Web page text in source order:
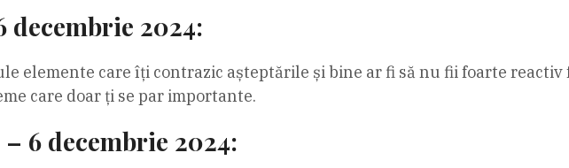
decembrie 2024:
elemente care îți contrazic așteptările și bine ar fi să nu fii foarte reactiv
care doar ți se par importante.
6 decembrie 2024: